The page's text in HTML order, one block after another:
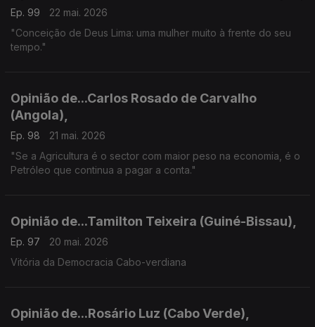
Ep. 99
22 mai. 2026
"Conceição de Deus Lima: uma mulher muito à frente do seu
tempo."
Opinião de...Carlos Rosado de Carvalho
(Angola),
Ep. 98
21 mai. 2026
"Se a Agricultura é o sector com maior peso na economia, é o
Petróleo que continua a pagar a conta."
Opinião de...Tamilton Teixeira (Guiné-Bissau),
Ep. 97
20 mai. 2026
Vitória da Democracia Cabo-verdiana
Opinião de...Rosário Luz (Cabo Verde),